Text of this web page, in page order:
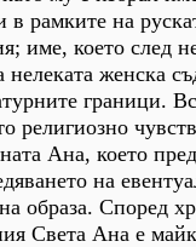
в рамките на
име, което след
нелеката женска
граници.
религиозно
Ана, което
на
образа. Според
Света Ана е